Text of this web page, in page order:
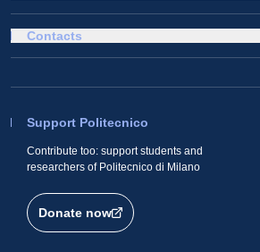
Support Politecnico
Contribute too: support students and
researchers of Politecnico di Milano
Donate now
Contacts